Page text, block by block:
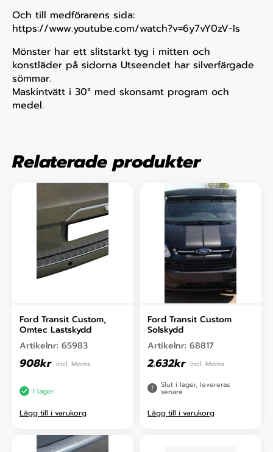
Och till medförarens sida:
https://www.youtube.com/watch?v=6y7vY0zV-Is
Mönster har ett slitstarkt tyg i mitten och
konstläder på sidorna Utseendet har silverfärgade
sömmar.
Maskintvätt i 30° med skonsamt program och
medel.
Relaterade produkter
Ford Transit Custom,
Omtec Lastskydd
Artikelnr: 65983
908kr incl. Moms
I lager
Lägg till i varukorg
Ford Transit Custom
Solskydd
Artikelnr: 68817
2.632kr incl. Moms
Slut i lager, levereras
senare
Lägg till i varukorg